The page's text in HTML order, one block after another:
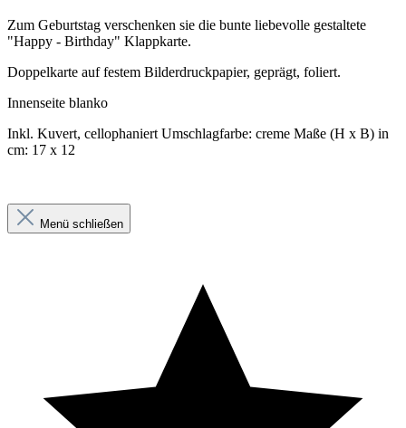
Zum Geburtstag verschenken sie die bunte liebevolle gestaltete
"Happy - Birthday" Klappkarte.
Doppelkarte auf festem Bilderdruckpapier, geprägt, foliert.
Innenseite blanko
Inkl. Kuvert, cellophaniert Umschlagfarbe: creme Maße (H x B) in
cm: 17 x 12
Menü schließen